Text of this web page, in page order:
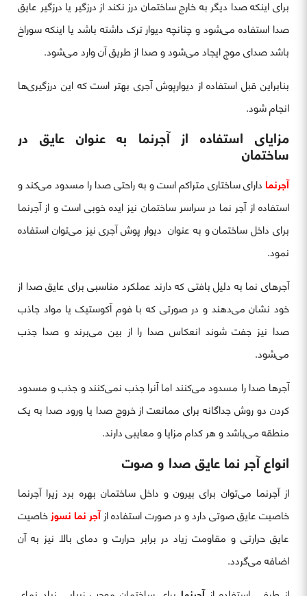
برای اینکه صدا دیگر به خارج ساختمان درز نکند از درزگیر یا درزگیر عایق
صدا استفاده می‌شود و چنانچه دیوار ترک داشته باشد یا اینکه سوراخ
باشد صدای موج ایجاد می‌شود و صدا از طریق آن وارد می‌شود.
بنابراین قبل استفاده از دیوارپوش آجری بهتر است که این درزگیری‌ها
انجام شود.
مزایای استفاده از آجرنما به عنوان عایق در
ساختمان
آجرنمادارای ساختاری متراکم است و به راحتی صدا را مسدود می‌کند و
استفاده از آجر نما در سراسر ساختمان نیز ایده خوبی است و از آجرنما
برای داخل ساختمان و به عنوان دیوار پوش آجری نیز می‌توان استفاده
نمود.
آجرهای نما به دلیل بافتی که دارند عملکرد مناسبی برای عایق صدا از
خود نشان می‌دهند و در صورتی که با فوم آکوستیک یا مواد جاذب
صدا نیز جفت شوند انعکاس صدا را از بین می‌برند و صدا جذب
می‌شود.
آجرها صدا را مسدود می‌کنند اما آنرا جذب نمی‌کنند و جذب و مسدود
کردن دو روش جداگانه برای ممانعت از خروج صدا یا ورود صدا به یک
منطقه می‌باشد و هر کدام مزایا و معایبی دارند.
انواع آجر نما عایق صدا و صوت
از آجرنما می‌توان برای بیرون و داخل ساختمان بهره برد زیرا آجرنما
خاصیت عایق صوتی دارد و در صورت استفاده ازآجر نما نسوزخاصیت
عایق حرارتی و مقاومت زیاد در برابر حرارت و دمای بالا نیز به آن
اضافه می‌گردد.